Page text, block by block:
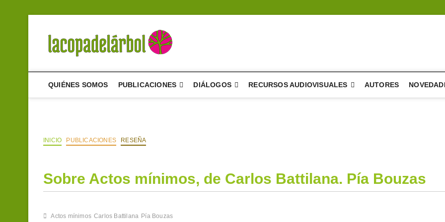
contenido
QUIÉNES SOMOS PUBLICACIONES DIÁLOGOS RECURSOS AUDIOVISUALES AUTORES
INICIO PUBLICACIONES RESEÑA
Sobre Actos mínimos, de Carlos Battilana. Pía Bouzas
Actos mínimos Carlos Battilana Pía Bouzas